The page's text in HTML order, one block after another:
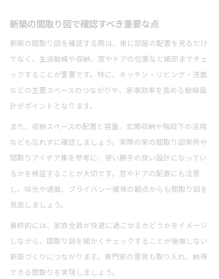
新築の間取り図で確認すべき重要な点
新築の間取り図を確認する際は、単に部屋の配置を見るだけ
でなく、生活動線や収納、窓やドアの位置など細部までチェ
ックすることが重要です。特に、キッチン・リビング・洗面
などの主要スペースのつながりや、家事効率を高める動線設
計がポイントとなります。
また、収納スペースの配置と容量、玄関収納や階段下の活用
なども忘れずに確認しましょう。実際の家の間取り図実例や
間取りアイデア集を参考に、使い勝手の良い設計になってい
るかを検証することが大切です。窓やドアの配置にも注意
し、採光や通風、プライバシー確保の観点からも間取り図を
見直しましょう。
最終的には、家族全員が快適に過ごせるかどうかをイメージ
しながら、間取り図を細かくチェックすることが後悔しない
新築づくりにつながります。専門家の意見も取り入れ、納得
できる間取りを実現しましょう。